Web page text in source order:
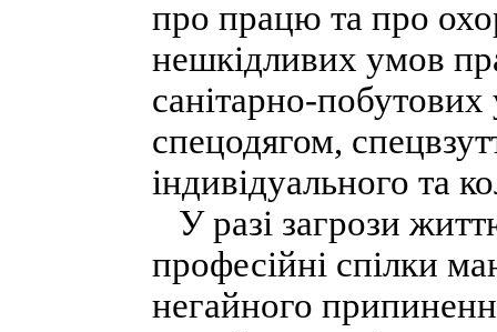
про працю та про
нешкідливих умов
санітарно-
спецодягом,
індивідуального та
У разі загрози
професійні спілки
негайного